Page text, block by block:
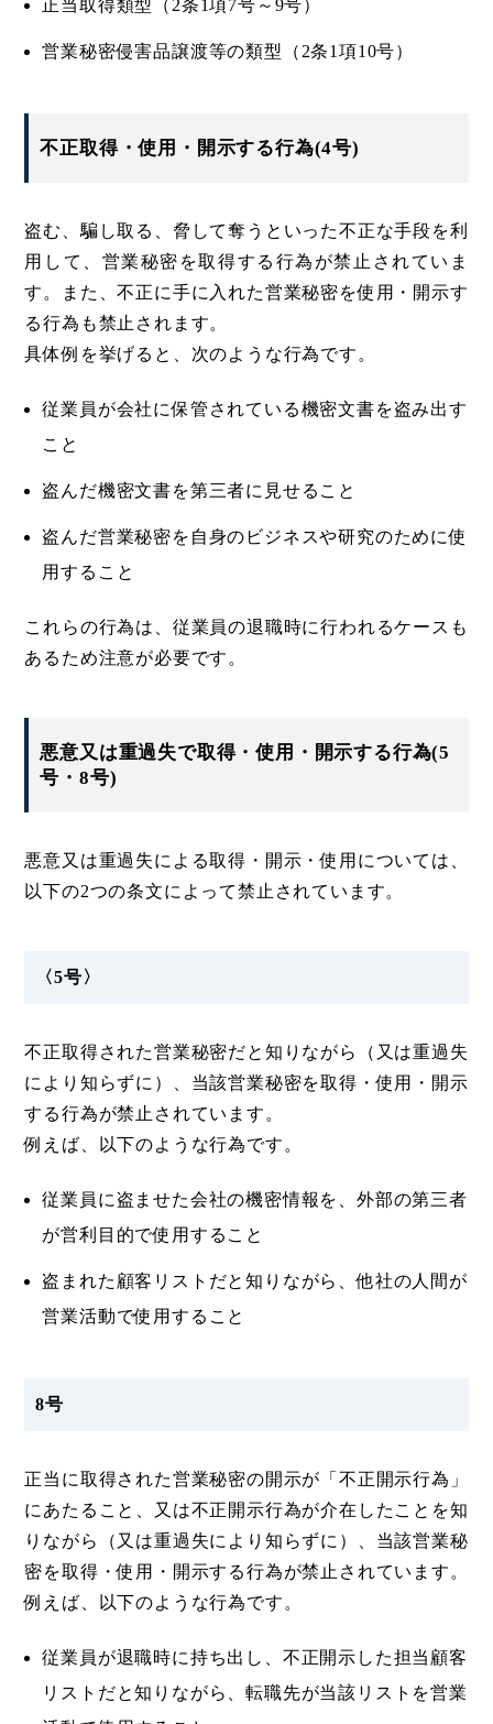
正当取得類型（2条1項7号～9号）
営業秘密侵害品譲渡等の類型（2条1項10号）
不正取得・使用・開示する行為(4号)
盗む、騙し取る、脅して奪うといった不正な手段を利
用して、営業秘密を取得する行為が禁止されていま
す。また、不正に手に入れた営業秘密を使用・開示す
る行為も禁止されます。
具体例を挙げると、次のような行為です。
従業員が会社に保管されている機密文書を盗み出す
こと
盗んだ機密文書を第三者に見せること
盗んだ営業秘密を自身のビジネスや研究のために使
用すること
これらの行為は、従業員の退職時に行われるケースも
あるため注意が必要です。
悪意又は重過失で取得・使用・開示する行為(5
号・8号)
悪意又は重過失による取得・開示・使用については、
以下の2つの条文によって禁止されています。
〈5号〉
不正取得された営業秘密だと知りながら（又は重過失
により知らずに）、当該営業秘密を取得・使用・開示
する行為が禁止されています。
例えば、以下のような行為です。
従業員に盗ませた会社の機密情報を、外部の第三者
が営利目的で使用すること
盗まれた顧客リストだと知りながら、他社の人間が
営業活動で使用すること
8号
正当に取得された営業秘密の開示が「不正開示行為」
にあたること、又は不正開示行為が介在したことを知
りながら（又は重過失により知らずに）、当該営業秘
密を取得・使用・開示する行為が禁止されています。
例えば、以下のような行為です。
従業員が退職時に持ち出し、不正開示した担当顧客
リストだと知りながら、転職先が当該リストを営業